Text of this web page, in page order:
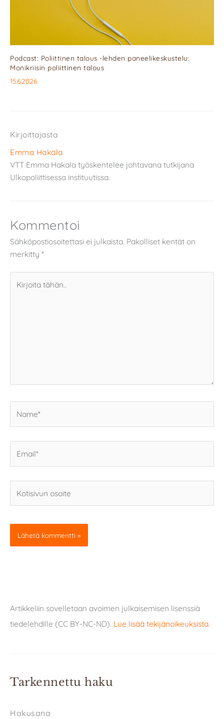
Podcast: Poliittinen talous -lehden paneelikeskustelu:
Monikriisin poliittinen talous
15.6.2026
Kirjoittajasta
Emma Hakala
VTT Emma Hakala työskentelee johtavana tutkijana
Ulkopoliittisessa instituutissa.
Kommentoi
Sähköpostiosoitettasi ei julkaista. Pakolliset kentät on
merkitty *
tähän..
osoite
Artikkeliin sovelletaan avoimen julkaisemisen lisenssiä
tiedelehdille (CC BY-NC-ND). Lue lisää tekijänoikeuksista.
Tarkennettu haku
Hakusana